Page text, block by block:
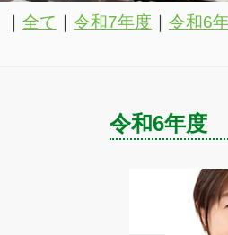
全て 令和7年度 令和6
令和6年度